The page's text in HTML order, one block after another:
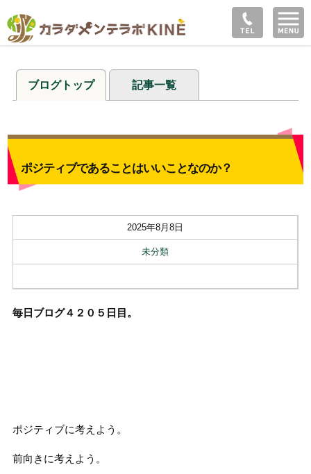
ブログトップ 記事一覧
ポジティブであることはいいことなのか？
2025年8月8日
未分類
毎日ブログ４２０５日目。
ポジティブに考えよう。
前向きに考えよう。